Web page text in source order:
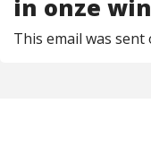
in onze
This email was sent